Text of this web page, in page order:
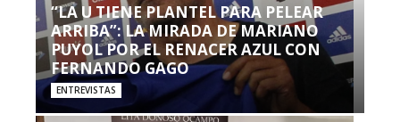
“LA U TIENE PLANTEL PARA PELEAR
ARRIBA”: LA MIRADA DE MARIANO
PUYOL POR EL RENACER AZUL CON
FERNANDO GAGO
ENTREVISTAS